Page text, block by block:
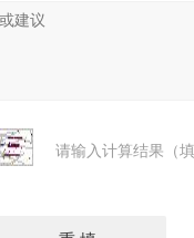
请输入计算结果（